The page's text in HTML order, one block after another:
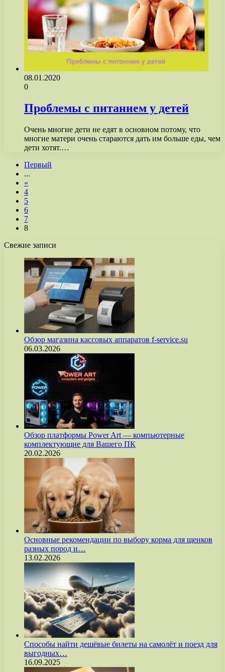
08.01.2020
0
Проблемы с питанием у детей
Очень многие дети не едят в основном потому, что
многие матери очень стараются дать им больше еды, чем
дети хотят.…
Первый
...
«
4
5
6
7
8
Свежие записи
Обзор магазина кассовых аппаратов f-service.su
06.03.2026
Обзор платформы Power Art — компьютерные
комплектующие для Вашего ПК
20.02.2026
Основные рекомендации по выбору корма для щенков
разных пород и…
13.02.2026
Способы найти дешёвые билеты на самолёт и поезд для
выгодных…
16.09.2025